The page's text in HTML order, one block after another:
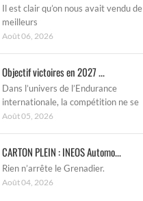
Il est clair qu’on nous avait vendu de
meilleurs
Août 06, 2026
Objectif victoires en 2027 ...
Dans l’univers de l’Endurance
internationale, la compétition ne se
Août 05, 2026
CARTON PLEIN : INEOS Automo...
Rien n’arrête le Grenadier.
Août 04, 2026